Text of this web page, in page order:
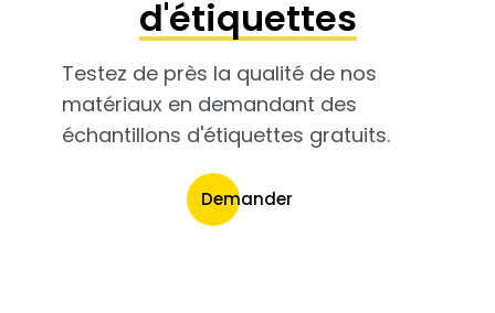
d'étiquettes
Testez de près la qualité de nos
matériaux en demandant des
échantillons d'étiquettes gratuits.
Demander